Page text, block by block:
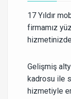
17 Yıldır
firmamız
Gelişmiş
kadrosu ile
hizmetiyle